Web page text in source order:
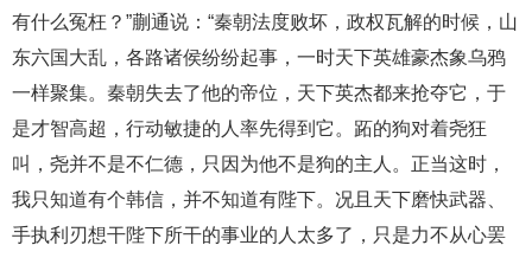
有什么冤枉？”蒯通说：“秦朝法度败坏，政权瓦解的时候，山
东六国大乱，各路诸侯纷纷起事，一时天下英雄豪杰象乌鸦
一样聚集。秦朝失去了他的帝位，天下英杰都来抢夺它，于
是才智高超，行动敏捷的人率先得到它。跖的狗对着尧狂
叫，尧并不是不仁德，只因为他不是狗的主人。正当这时，
我只知道有个韩信，并不知道有陛下。况且天下磨快武器、
手执利刃想干陛下所干的事业的人太多了，只是力不从心罢